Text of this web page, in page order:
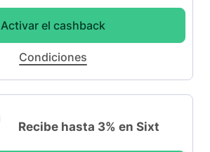
Activar el cashback
Condiciones
Recibe hasta 3% en Sixt